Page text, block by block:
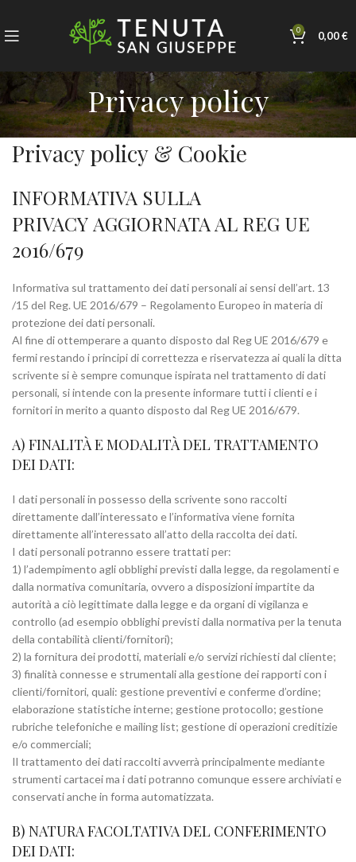
0 0,00€
Privacy policy
Privacy policy & Cookie
INFORMATIVA SULLA
PRIVACY AGGIORNATA AL REG UE
2016/679
Informativa sul trattamento dei dati personali ai sensi dell’art. 13
/15 del Reg. UE 2016/679 – Regolamento Europeo in materia di
protezione dei dati personali.
Al fine di ottemperare a quanto disposto dal Reg UE 2016/679 e
fermi restando i principi di correttezza e riservatezza ai quali la ditta
scrivente si è sempre comunque ispirata nel trattamento di dati
personali, si intende con la presente informare tutti i clienti e i
fornitori in merito a quanto disposto dal Reg UE 2016/679.
A) FINALITÀ E MODALITÀ DEL TRATTAMENTO
DEI DATI:
I dati personali in possesso della scrivente sono raccolti
direttamente dall’interessato e l’informativa viene fornita
direttamente all’interessato all’atto della raccolta dei dati.
I dati personali potranno essere trattati per:
1) l’adempimento agli obblighi previsti dalla legge, da regolamenti e
dalla normativa comunitaria, ovvero a disposizioni impartite da
autorità a ciò legittimate dalla legge e da organi di vigilanza e
controllo (ad esempio obblighi previsti dalla normativa per la tenuta
della contabilità clienti/fornitori);
2) la fornitura dei prodotti, materiali e/o servizi richiesti dal cliente;
3) finalità connesse e strumentali alla gestione dei rapporti con i
clienti/fornitori, quali: gestione preventivi e conferme d’ordine;
elaborazione statistiche interne; gestione protocollo; gestione
rubriche telefoniche e mailing list; gestione di operazioni creditizie
e/o commerciali;
Il trattamento dei dati raccolti avverrà principalmente mediante
strumenti cartacei ma i dati potranno comunque essere archiviati e
conservati anche in forma automatizzata.
B) NATURA FACOLTATIVA DEL CONFERIMENTO
DEI DATI: